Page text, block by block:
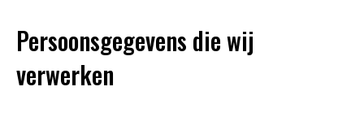
Persoonsgegevens die wij
verwerken